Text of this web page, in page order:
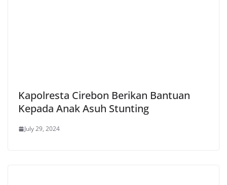
Kapolresta Cirebon Berikan Bantuan
Kepada Anak Asuh Stunting
July 29, 2024